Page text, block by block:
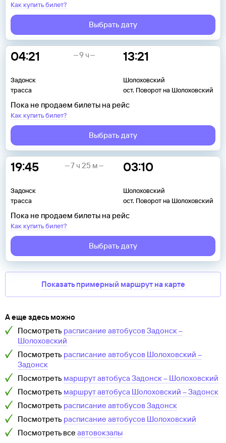
Как купить билет?
Выбрать дату
04:21
Задонск
трасса
13:21
Шолоховский
ост. Поворот на Шолоховский
9 ч
Пока не продаем билеты на рейс
Как купить билет?
Выбрать дату
19:45
Задонск
трасса
03:10
Шолоховский
ост. Поворот на Шолоховский
7 ч 25 м
Пока не продаем билеты на рейс
Как купить билет?
Выбрать дату
Показать примерный маршрут на карте
А еще здесь можно
Посмотреть расписание автобусовЗадонск–
Шолоховский
Посмотреть расписание автобусов Шолоховский –
Задонск
Посмотреть маршрут автобуса Задонск– Шолоховский
Посмотреть маршрут автобуса Шолоховский –Задонск
Посмотреть расписание автобусовЗадонск
Посмотреть расписание автобусов Шолоховский
Посмотреть все автовокзалы